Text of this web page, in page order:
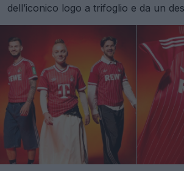
dell’iconico logo a trifoglio e da un